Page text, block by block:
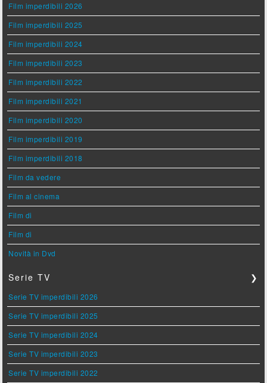
Film imperdibili 2026
Film imperdibili 2025
Film imperdibili 2024
Film imperdibili 2023
Film imperdibili 2022
Film imperdibili 2021
Film imperdibili 2020
Film imperdibili 2019
Film imperdibili 2018
Film da vedere
Film al cinema
Film di
Film di
Novità in Dvd
Serie TV ❯
Serie TV imperdibili 2026
Serie TV imperdibili 2025
Serie TV imperdibili 2024
Serie TV imperdibili 2023
Serie TV imperdibili 2022